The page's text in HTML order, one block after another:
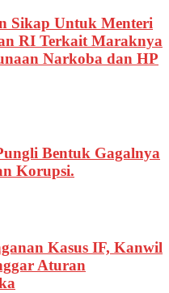
Sikap Untuk Menteri
RI Terkait Maraknya
Narkoba dan HP
Bentuk Gagalnya
Korupsi.
Kasus IF, Kanwil
Aturan